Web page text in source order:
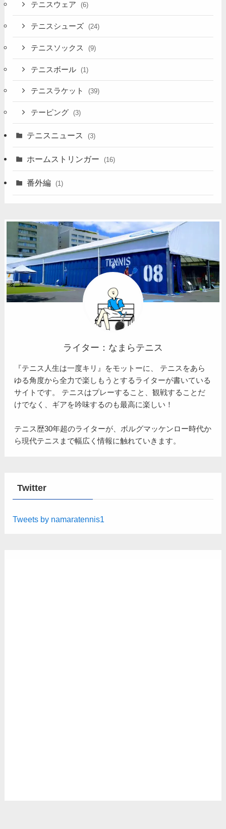
テニスウェア (6)
テニスシューズ (24)
テニスソックス (9)
テニスボール (1)
テニスラケット (39)
テーピング (3)
テニスニュース (3)
ホームストリンガー (16)
番外編 (1)
ライター：なまらテニス
『テニス人生は一度キリ』をモットーに、 テニスをあら
ゆる角度から全力で楽しもうとするライターが書いている
サイトです。 テニスはプレーすること、観戦することだ
けでなく、ギアを吟味するのも最高に楽しい！
テニス歴30年超のライターが、ボルグマッケンロー時代か
ら現代テニスまで幅広く情報に触れていきます。
Twitter
Tweets by namaratennis1